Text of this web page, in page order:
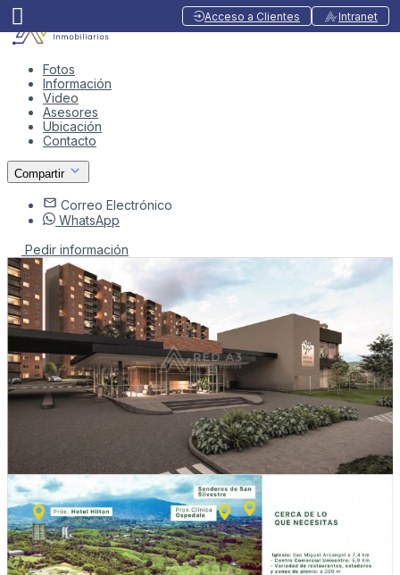
Acceso a Clientes Intranet
Fotos
Información
Video
Asesores
Ubicación
Contacto
Compartir
Correo Electrónico
WhatsApp
Pedir información